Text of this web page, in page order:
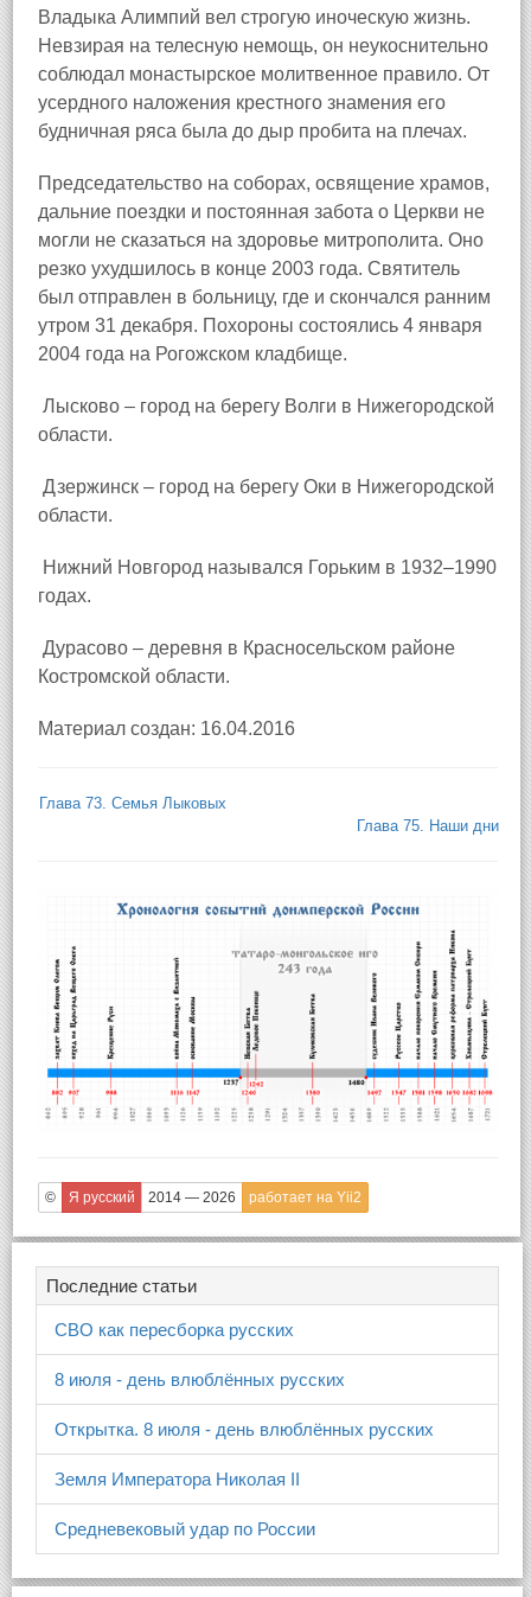
Владыка Алимпий вел строгую иноческую жизнь.
Невзирая на телесную немощь, он неукоснительно
соблюдал монастырское молитвенное правило. От
усердного наложения крестного знамения его
будничная ряса была до дыр пробита на плечах.
Председательство на соборах, освящение храмов,
дальние поездки и постоянная забота о Церкви не
могли не сказаться на здоровье митрополита. Оно
резко ухудшилось в конце 2003 года. Святитель
был отправлен в больницу, где и скончался ранним
утром 31 декабря. Похороны состоялись 4 января
2004 года на Рогожском кладбище.
Лысково – город на берегу Волги в Нижегородской
области.
Дзержинск – город на берегу Оки в Нижегородской
области.
Нижний Новгород назывался Горьким в 1932–1990
годах.
Дурасово – деревня в Красносельском районе
Костромской области.
Материал создан: 16.04.2016
Глава 73. Семья Лыковых
Глава 75. Наши дни
© Я русский 2014 — 2026 работает на Yii2
Последние статьи
СВО как пересборка русских
8 июля - день влюблённых русских
Открытка. 8 июля - день влюблённых русских
Земля Императора Николая II
Средневековый удар по России